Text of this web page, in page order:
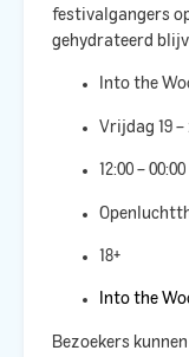
festivalgangers
gehydrateerd
Into the
Vrijdag 19
12:00 – 00:00
18+
Into the
Bezoekers